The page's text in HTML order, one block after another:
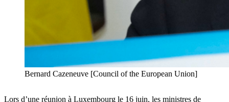
Bernard Cazeneuve [Council of the European Union]
Lors d’une réunion à Luxembourg le 16 juin, les ministres de